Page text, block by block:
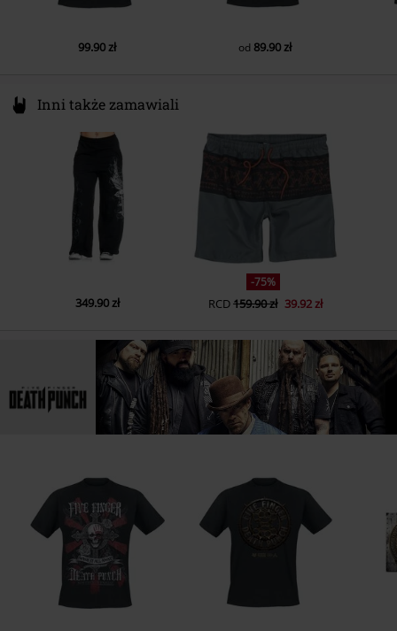
99.90 zł od 89.90 zł
Inni także zamawiali
349.90 zł
-75%
RCD159.90 zł 39.92 zł